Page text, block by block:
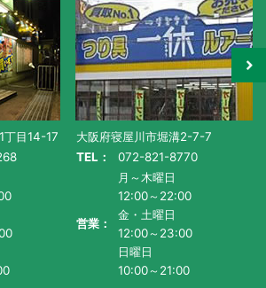
丁目14-17
大阪府寝屋川市堀溝2-7-7
TEL：
072-821-8770
営業：
月～木曜日
12:00～22:00
金・土曜日
12:00～23:00
日曜日
10:00～21:00